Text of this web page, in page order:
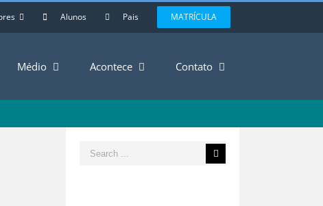
Alunos Pais MATRÍCULA
Médio Acontece Contato
Search
for: